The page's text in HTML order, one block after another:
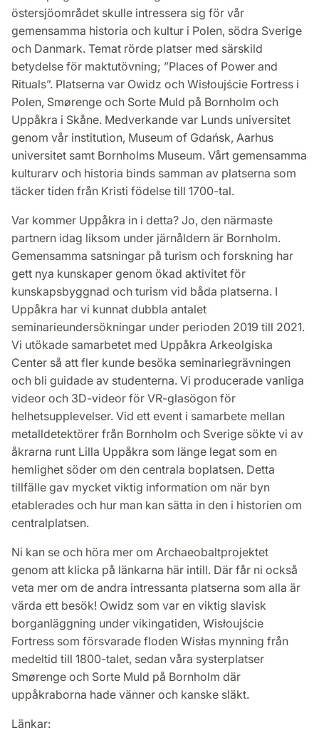
östersjöområdet skulle intressera sig för vår
gemensamma historia och kultur i Polen, södra Sverige
och Danmark. Temat rörde platser med särskild
betydelse för maktutövning; ”Places of Power and
Rituals”. Platserna var Owidz och Wisłoujście Fortress i
Polen, Smørenge och Sorte Muld på Bornholm och
Uppåkra i Skåne. Medverkande var Lunds universitet
genom vår institution, Museum of Gdańsk, Aarhus
universitet samt Bornholms Museum. Vårt gemensamma
kulturarv och historia binds samman av platserna som
täcker tiden från Kristi födelse till 1700-tal.
Var kommer Uppåkra in i detta? Jo, den närmaste
partnern idag liksom under järnåldern är Bornholm.
Gemensamma satsningar på turism och forskning har
gett nya kunskaper genom ökad aktivitet för
kunskapsbyggnad och turism vid båda platserna. I
Uppåkra har vi kunnat dubbla antalet
seminarieundersökningar under perioden 2019 till 2021.
Vi utökade samarbetet med Uppåkra Arkeolgiska
Center så att fler kunde besöka seminariegrävningen
och bli guidade av studenterna. Vi producerade vanliga
videor och 3D-videor för VR-glasögon för
helhetsupplevelser. Vid ett event i samarbete mellan
metalldetektörer från Bornholm och Sverige sökte vi av
åkrarna runt Lilla Uppåkra som länge legat som en
hemlighet söder om den centrala boplatsen. Detta
tillfälle gav mycket viktig information om när byn
etablerades och hur man kan sätta in den i historien om
centralplatsen.
Ni kan se och höra mer om Archaeobaltprojektet
genom att klicka på länkarna här intill. Där får ni också
veta mer om de andra intressanta platserna som alla är
värda ett besök! Owidz som var en viktig slavisk
borganläggning under vikingatiden, Wisłoujście
Fortress som försvarade floden Wisłas mynning från
medeltid till 1800-talet, sedan våra systerplatser
Smørenge och Sorte Muld på Bornholm där
uppåkraborna hade vänner och kanske släkt.
Länkar: